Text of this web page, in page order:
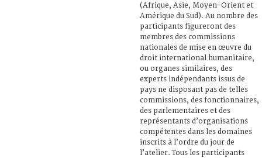
(Afrique, Asie, Moyen-Orient et
Amérique du Sud). Au nombre des
participants figureront des
membres des commissions
nationales de mise en œuvre du
droit international humanitaire,
ou organes similaires, des
experts indépendants issus de
pays ne disposant pas de telles
commissions, des fonctionnaires,
des parlementaires et des
représentants d’organisations
compétentes dans les domaines
inscrits à l’ordre du jour de
l’atelier. Tous les participants